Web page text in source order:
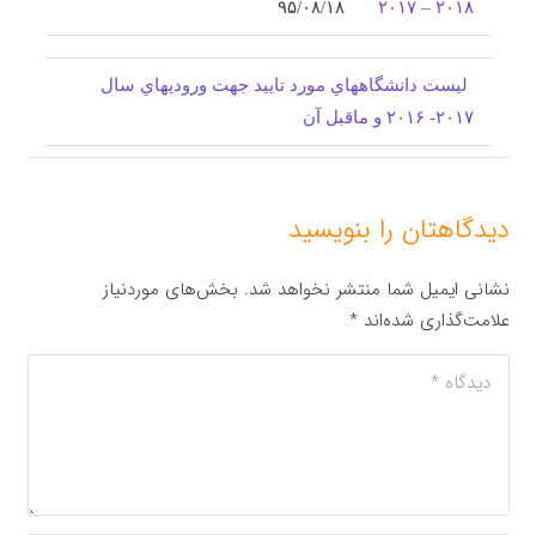
۲۰۱۸ – ۲۰۱۷
ليست دانشگاههاي مورد تاييد جهت وروديهاي سال
۲۰۱۷- ۲۰۱۶ و ماقبل آن
دیدگاهتان را بنویسید
نشانی ایمیل شما منتشر نخواهد شد. بخش‌های موردنیاز
علامت‌گذاری شده‌اند*